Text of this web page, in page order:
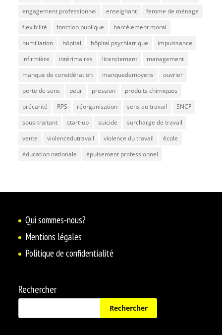
engagement professionnel
enseignant
femme de ménage
flexibilité
fonction publique
harcèlement moral
humiliation
hôpital hôpital psychiatrique
impuissance
infirmière
intérimaires licenciement
management
manque de considération
manquedemoyens
ouvrier
perte de sens
peur pression
produits chimiques
précarité
RPS réorganisation sens au travail
SNCF
sous-traitant
start-up suicide
surcharge de travail
vente
violencedutravail violence du travail
école
éducation nationale
épuisement professionnel
Qui sommes-nous?
Mentions légales
Politique de confidentialité
Rechercher